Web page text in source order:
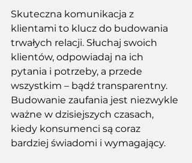
Skuteczna komunikacja z
klientami to klucz do budowania
trwałych relacji. Słuchaj swoich
klientów, odpowiadaj na ich
pytania i potrzeby, a przede
wszystkim – bądź transparentny.
Budowanie zaufania jest niezwykle
ważne w dzisiejszych czasach,
kiedy konsumenci są coraz
bardziej świadomi i wymagający.